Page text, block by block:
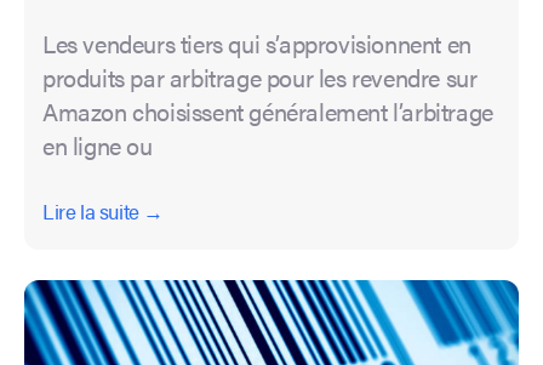
Les vendeurs tiers qui s’approvisionnent en
produits par arbitrage pour les revendre sur
Amazon choisissent généralement l’arbitrage
en ligne ou
Lire la suite →